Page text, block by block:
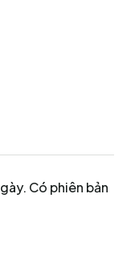
Có phiên bản